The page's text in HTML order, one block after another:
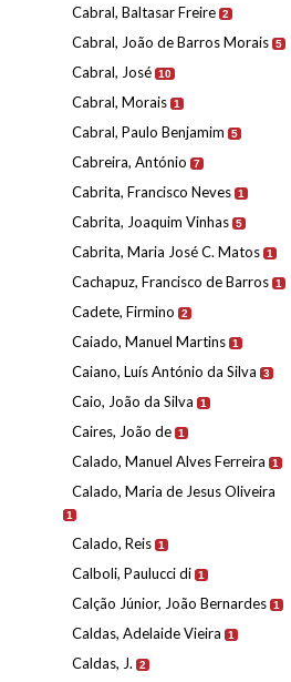
Cabral, Baltasar Freire 2
Cabral, João de Barros Morais 5
Cabral, José 10
Cabral, Morais 1
Cabral, Paulo Benjamim 5
Cabreira, António 7
Cabrita, Francisco Neves 1
Cabrita, Joaquim Vinhas 5
Cabrita, Maria José C. Matos 1
Cachapuz, Francisco de Barros 1
Cadete, Firmino 2
Caiado, Manuel Martins 1
Caiano, Luís António da Silva 3
Caio, João da Silva 1
Caires, João de 1
Calado, Manuel Alves Ferreira 1
Calado, Maria de Jesus Oliveira
1
Calado, Reis 1
Calboli, Paulucci di 1
Calção Júnior, João Bernardes 1
Caldas, Adelaide Vieira 1
Caldas, J. 2